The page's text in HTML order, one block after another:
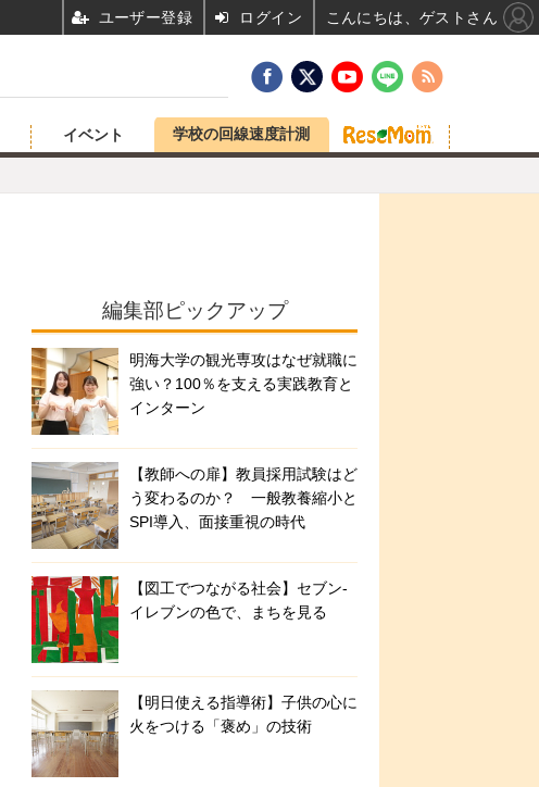
イベント 学校の回線速度計測
編集部ピックアップ
明海大学の観光専攻はなぜ就職に
強い？100％を支える実践教育と
インターン
【教師への扉】教員採用試験はど
う変わるのか？ 一般教養縮小と
SPI導入、面接重視の時代
【図工でつながる社会】セブン‐
イレブンの色で、まちを見る
【明日使える指導術】子供の心に
火をつける「褒め」の技術
ユーザー登録 ログイン こんにちは、ゲストさん